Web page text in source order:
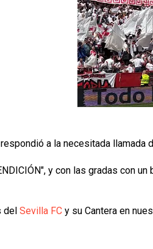
a la necesitada llamada
y con las gradas con
del Sevilla FC y su Cantera en